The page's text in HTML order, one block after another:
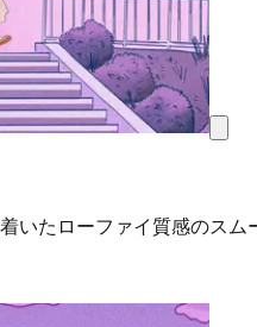
いたローファイ質感のス